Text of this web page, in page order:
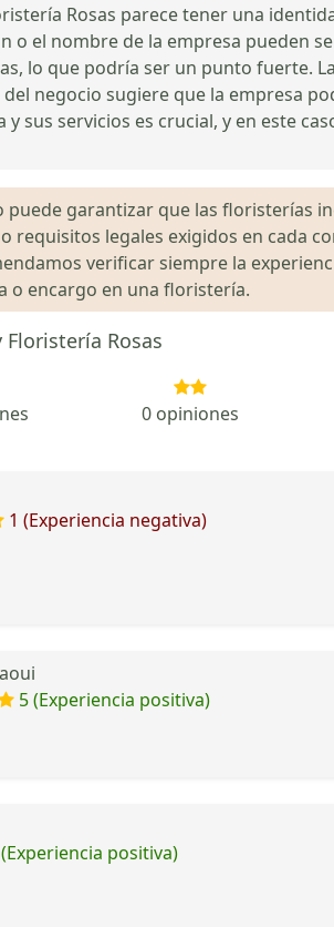
Rosas parece tener una
o el nombre de la empresa pueden
lo que podría ser un punto fuerte.
negocio sugiere que la empresa
y sus servicios es crucial, y en este
puede garantizar que las floristerías
requisitos legales exigidos en cada
verificar siempre la
o encargo en una floristería.
Rosas
0 opiniones
1 (Experiencia negativa)
5 (Experiencia positiva)
positiva)